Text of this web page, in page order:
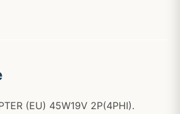
(EU) 45W19V 2P(4PHI).